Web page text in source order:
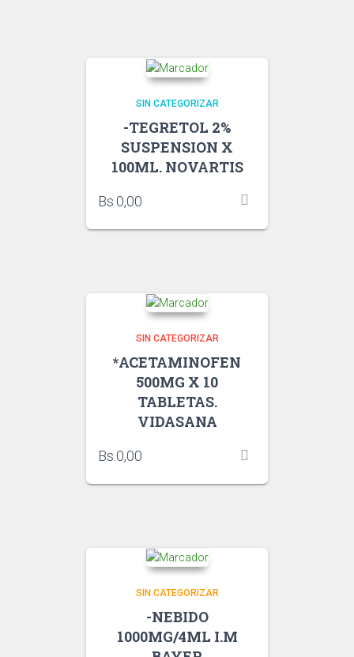
SIN CATEGORIZAR
-TEGRETOL 2%
SUSPENSION X
100ML. NOVARTIS
Bs. 0,00
SIN CATEGORIZAR
*ACETAMINOFEN
500MG X 10
TABLETAS.
VIDASANA
Bs. 0,00
SIN CATEGORIZAR
-NEBIDO
1000MG/4ML I.M